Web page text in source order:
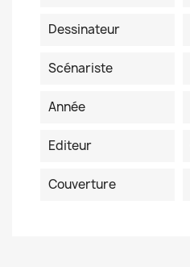
Dessinateur
Scénariste
Année
Editeur
Couverture